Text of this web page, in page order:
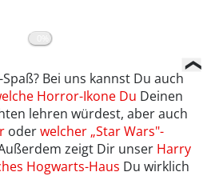
Bei uns kannst Du auch
Horror-Ikone Du Deinen
lehren würdest, aber auch
oderwelcher „Star Wars"-
zeigt Dir unser Harry
Hogwarts-Haus Du wirklich